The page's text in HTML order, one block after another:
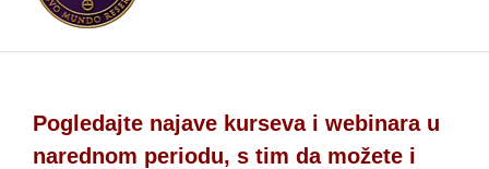
Pogledajte najave kurseva i webinara u
narednom periodu, s tim da možete i